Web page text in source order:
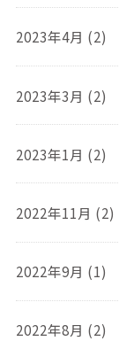
2023年4月 (2)
2023年3月 (2)
2023年1月 (2)
2022年11月 (2)
2022年9月 (1)
2022年8月 (2)